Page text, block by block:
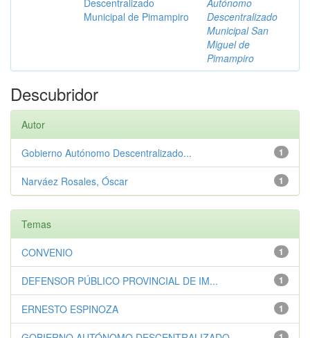
Descentralizado
Municipal de Pimampiro
Autónomo
Descentralizado
Municipal San
Miguel de
Pimampiro
Descubridor
Autor
1
Gobierno Autónomo Descentralizado...
1
Narváez Rosales, Óscar
Temas
1
CONVENIO
1
DEFENSOR PÚBLICO PROVINCIAL DE IM...
1
ERNESTO ESPINOZA